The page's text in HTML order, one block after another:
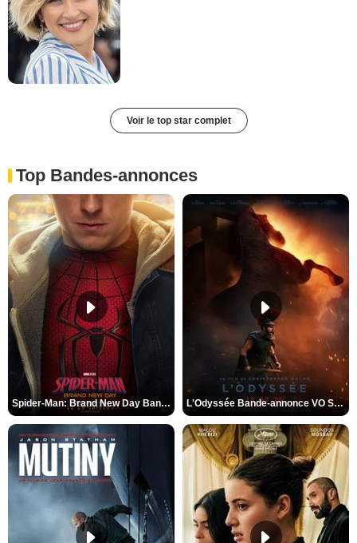
Voir le top star complet
Top Bandes-annonces
Spider-Man: Brand New Day Bande-annonce VO STFR L'Odyssée Bande-annonce VO STFR